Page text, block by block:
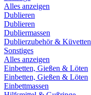
Alles anzeigen
Dublieren
Dublieren
Dubliermassen
Dublierzubehör & Küvetten
Sonstiges
Alles anzeigen
Einbetten, Gießen & Löten
Einbetten, Gießen & Löten
Einbettmassen